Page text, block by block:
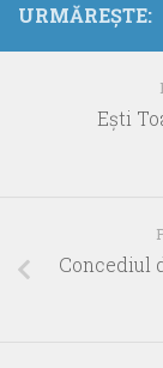
URMĂREȘTE:
Eşti
Concediul